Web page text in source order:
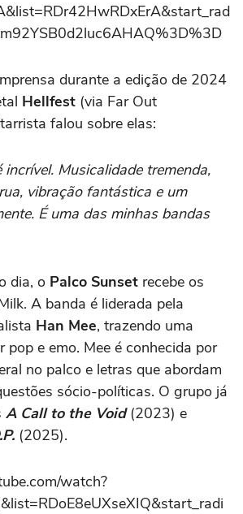
durante a edição de 2024
Hellfest (via Far Out
falou sobre elas:
incrível. Musicalidade tremenda,
vibração fantástica e um
É uma das minhas bandas
dia, o Palco Sunset recebe os
A banda é liderada pela
Han Mee, trazendo uma
pop e emo. Mee é conhecida por
no palco e letras que abordam
sócio-políticas. O grupo já
A Call to the Void(2023) e
(2025).
watch?